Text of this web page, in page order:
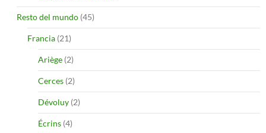
Resto del mundo (45)
Francia (21)
Ariège (2)
Cerces (2)
Dévoluy (2)
Écrins (4)